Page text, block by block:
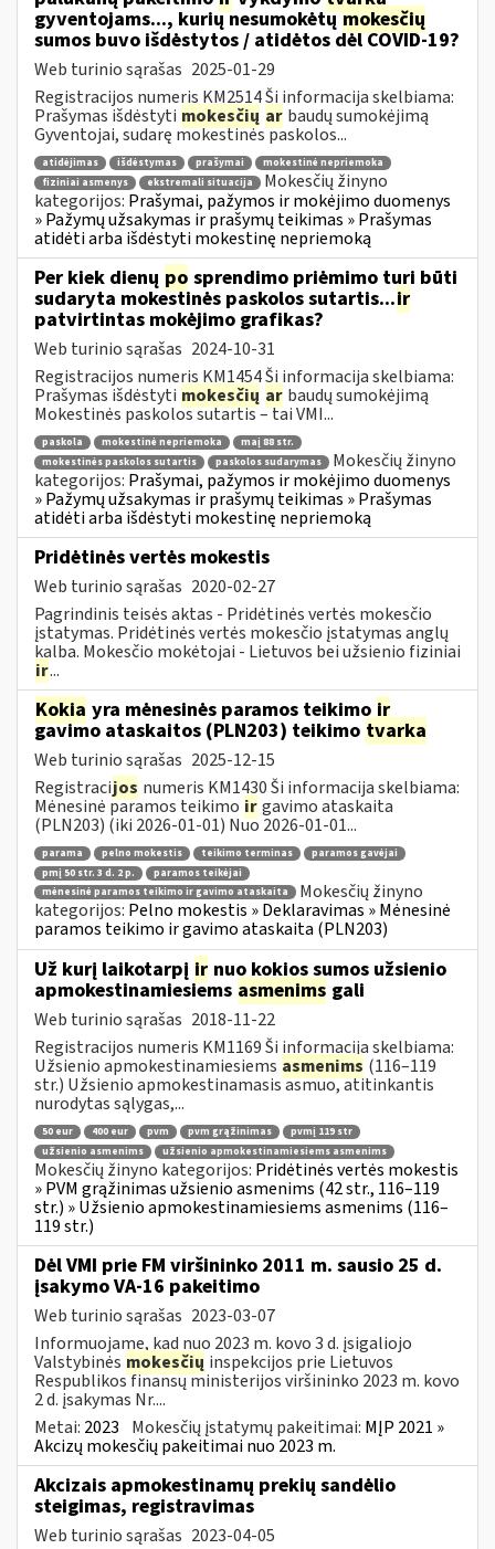
gyventojams..., kurių nesumokėtųmokesčių
sumos buvo išdėstytos / atidėtos dėl COVID-19?
Web turinio sąrašas 2025-01-29
Registracijos numeris KM2514 Ši informacija skelbiama:
Prašymas išdėstyti mokesčių ar baudų sumokėjimą
Gyventojai, sudarę mokestinės paskolos...
atidėjimas išdėstymas prašymai
mokestinė nepriemoka
fiziniai asmenys
ekstremali situacija
Mokesčių žinyno
kategorijos: Prašymai, pažymos ir mokėjimo duomenys
» Pažymų užsakymas ir prašymų teikimas » Prašymas
atidėti arba išdėstyti mokestinę nepriemoką
Per kiek dienų po sprendimo priėmimo turi būti
sudaryta mokestinės paskolos sutartis...ir
patvirtintas mokėjimo grafikas?
Web turinio sąrašas 2024-10-31
Registracijos numeris KM1454 Ši informacija skelbiama:
Prašymas išdėstyti mokesčių ar baudų sumokėjimą
Mokestinės paskolos sutartis – tai VMI...
paskola mokestinė nepriemoka
maį 88 str.
mokestinės paskolos sutartis
paskolos sudarymas
Mokesčių žinyno
kategorijos: Prašymai, pažymos ir mokėjimo duomenys
» Pažymų užsakymas ir prašymų teikimas » Prašymas
atidėti arba išdėstyti mokestinę nepriemoką
Pridėtinės vertės mokestis
Web turinio sąrašas 2020-02-27
Pagrindinis teisės aktas - Pridėtinės vertės mokesčio
įstatymas. Pridėtinės vertės mokesčio įstatymas anglų
kalba. Mokesčio mokėtojai - Lietuvos bei užsienio fiziniai
ir...
Kokia yra mėnesinės paramos teikimo ir
gavimo ataskaitos (PLN203) teikimo tvarka
Web turinio sąrašas 2025-12-15
Registracijos numeris KM1430 Ši informacija skelbiama:
Mėnesinė paramos teikimo irgavimo ataskaita
(PLN203) (iki 2026-01-01) Nuo 2026-01-01...
parama pelno mokestis teikimo terminas
paramos gavėjai
pmį 50 str. 3 d. 2 p.
paramos teikėjai
mėnesinė paramos teikimo ir gavimo ataskaita
Mokesčių žinyno
kategorijos: Pelno mokestis » Deklaravimas » Mėnesinė
paramos teikimo ir gavimo ataskaita (PLN203)
Už kurį laikotarpį ir nuo kokios sumos užsienio
apmokestinamiesiems asmenims gali
Web turinio sąrašas 2018-11-22
Registracijos numeris KM1169 Ši informacija skelbiama:
Užsienio apmokestinamiesiems asmenims (116–119
str.) Užsienio apmokestinamasis asmuo, atitinkantis
nurodytas sąlygas,...
50 eur 400 eur pvm pvm grąžinimas
pvmį 119 str
užsienio asmenims
užsienio apmokestinamiesiems asmenims
Mokesčių žinyno kategorijos: Pridėtinės vertės mokestis
» PVM grąžinimas užsienio asmenims (42 str., 116–119
str.) » Užsienio apmokestinamiesiems asmenims (116–
119 str.)
Dėl VMI prie FM viršininko 2011 m. sausio 25 d.
įsakymo VA-16 pakeitimo
Web turinio sąrašas 2023-03-07
Informuojame, kad nuo 2023 m. kovo 3 d. įsigaliojo
Valstybinės mokesčių inspekcijos prie Lietuvos
Respublikos finansų ministerijos viršininko 2023 m. kovo
2 d. įsakymas Nr....
Metai: 2023 Mokesčių įstatymų pakeitimai: MĮP 2021 »
Akcizų mokesčių pakeitimai nuo 2023 m.
Akcizais apmokestinamų prekių sandėlio
steigimas, registravimas
Web turinio sąrašas 2023-04-05